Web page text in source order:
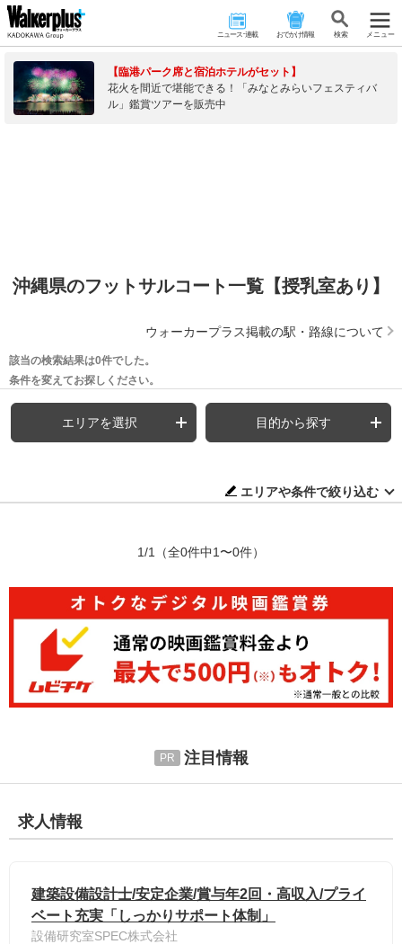
ニュース･連載 おでかけ情報 検 索 メニュー
【臨港パーク席と宿泊ホテルがセット】
花火を間近で堪能できる！「みなとみらいフェスティバ
ル」鑑賞ツアーを販売中
沖縄県のフットサルコート一覧【授乳室あり】
ウォーカープラス掲載の駅・路線について
該当の検索結果は0件でした。
条件を変えてお探しください。
エリアを選択 目的から探す
エリアや条件で絞り込む
1/1 （全0件中1〜0件）
注目情報
求人情報
建築設備設計士/安定企業/賞与年2回・高収入/プライ
ベート充実「しっかりサポート体制」
設備研究室SPEC株式会社